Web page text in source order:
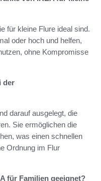
für kleine Flure ideal sind.
oder hoch und helfen,
ohne Kompromisse
der
darauf ausgelegt, die
Sie ermöglichen die
was einen schnellen
Ordnung im Flur
für Familien geeignet?